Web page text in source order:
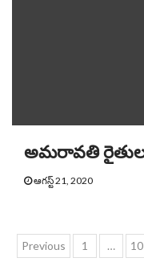
అమరావతి
ఆగస్ట్ 21, 2020
Posts
Previous 1 …